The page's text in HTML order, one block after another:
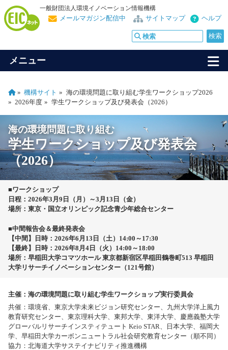
一般財団法人環境イノベーション情報機構
ヘルプ
サイトマップ
メールマガジン配信中
メニュー
機構サイト
海の環境問題に取り組む学生ワークショップ2026
2026年度
学生ワークショップ及び発表会（2026）
海の環境問題に取り組む
学生ワークショップ及び発表会
（2026）
■ワークショップ
日程：2026年3月9日（月）～3月13日（金）
場所：東京・国立オリンピック記念青少年総合センター
■中間報告会＆最終発表会
【中間】日時：2026年6月13日（土）14:00～17:30
【最終】日時：2026年8月4日（火）14:00～18:00
場所：早稲田大学コマツホール 東京都新宿区早稲田鶴巻町513 早稲田
大学リサーチイノベーションセンター（121号館）
主催：海の環境問題に取り組む学生ワークショップ実行委員会
共催：環境省、東京大学未来ビジョン研究センター、九州大学洋上風力
教育研究センター、東京理科大学、東邦大学、東洋大学、慶應義塾大学
グローバルリサーチインスティテュート Keio STAR、日本大学、福岡大
学、早稲田大学カーボンニュートラル社会研究教育センター（順不同）
協力：北海道大学サステイナビリティ推進機構